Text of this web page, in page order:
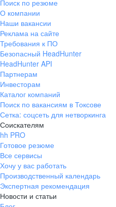
Поиск по резюме
О компании
Наши вакансии
Реклама на сайте
Требования к ПО
Безопасный HeadHunter
HeadHunter API
Партнерам
Инвесторам
Каталог компаний
Поиск по вакансиям в Токсове
Сетка: соцсеть для нетворкинга
Соискателям
hh PRO
Готовое резюме
Все сервисы
Хочу у вас работать
Производственный календарь
Экспертная рекомендация
Новости и статьи